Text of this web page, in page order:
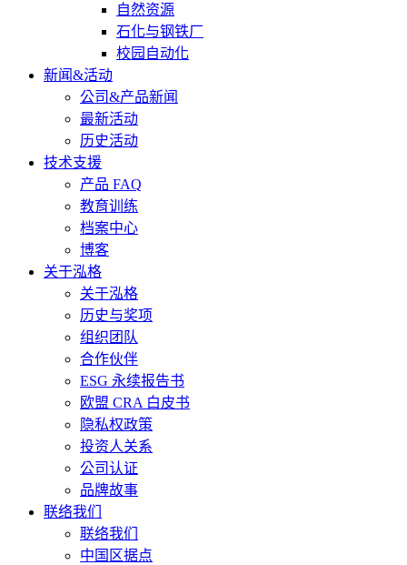
自然资源
石化与钢铁厂
校园自动化
新闻&活动
公司&产品新闻
最新活动
历史活动
技术支援
产品 FAQ
教育训练
档案中心
博客
关于泓格
关于泓格
历史与奖项
组织团队
合作伙伴
ESG 永续报告书
欧盟 CRA 白皮书
隐私权政策
投资人关系
公司认证
品牌故事
联络我们
联络我们
中国区据点